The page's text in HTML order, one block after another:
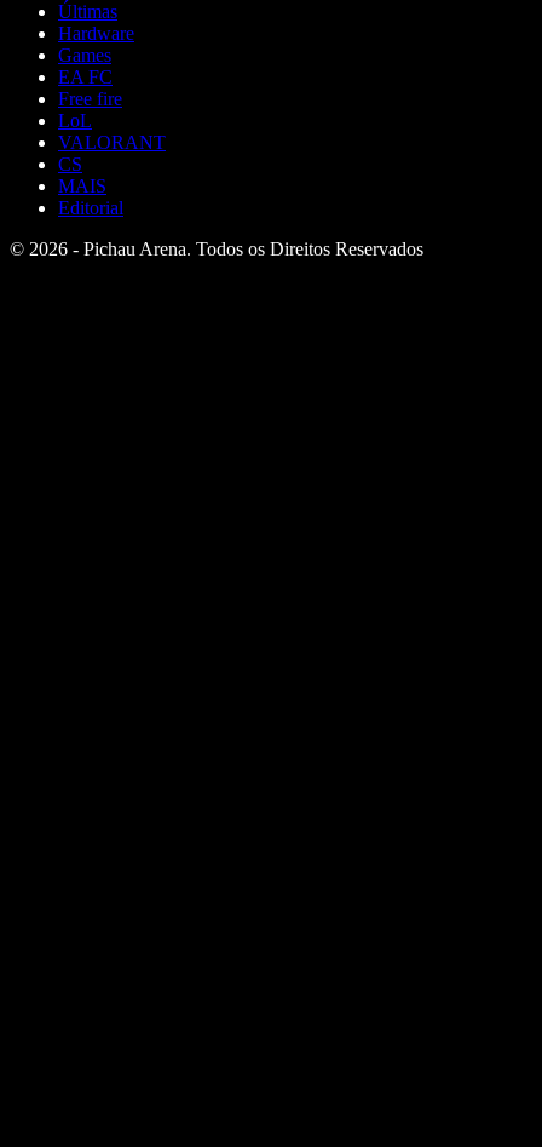
Últimas
Hardware
Games
EA FC
Free fire
LoL
VALORANT
CS
MAIS
Editorial
© 2026 - Pichau Arena. Todos os Direitos Reservados